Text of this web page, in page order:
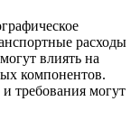
расходы
влиять на
компонентов.
требования могут